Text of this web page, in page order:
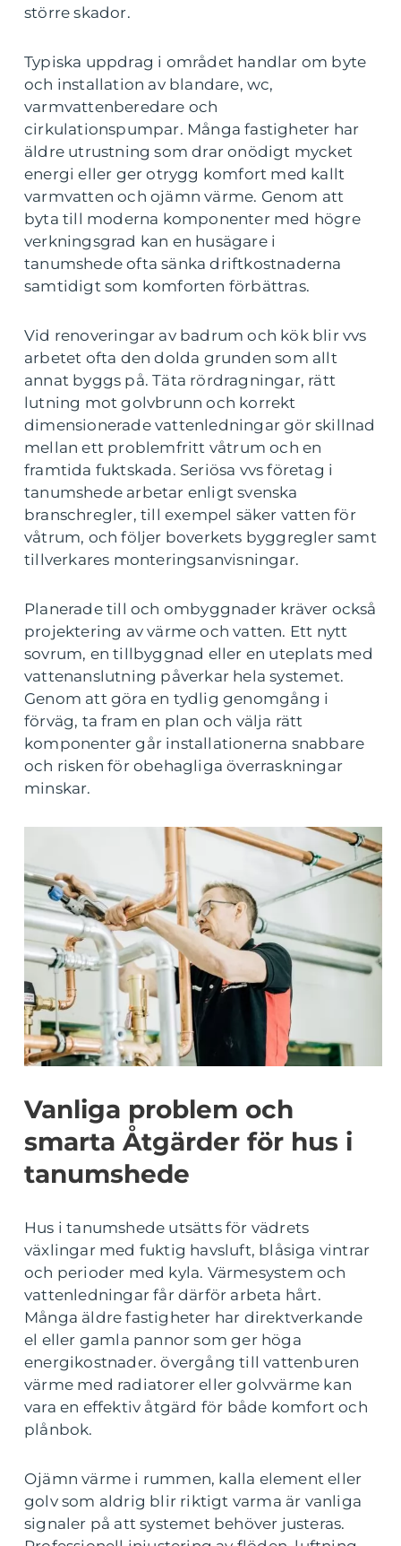
större skador.
Typiska uppdrag i området handlar om byte
och installation av blandare, wc,
varmvattenberedare och
cirkulationspumpar. Många fastigheter har
äldre utrustning som drar onödigt mycket
energi eller ger otrygg komfort med kallt
varmvatten och ojämn värme. Genom att
byta till moderna komponenter med högre
verkningsgrad kan en husägare i
tanumshede ofta sänka driftkostnaderna
samtidigt som komforten förbättras.
Vid renoveringar av badrum och kök blir vvs
arbetet ofta den dolda grunden som allt
annat byggs på. Täta rördragningar, rätt
lutning mot golvbrunn och korrekt
dimensionerade vattenledningar gör skillnad
mellan ett problemfritt våtrum och en
framtida fuktskada. Seriösa vvs företag i
tanumshede arbetar enligt svenska
branschregler, till exempel säker vatten för
våtrum, och följer boverkets byggregler samt
tillverkares monteringsanvisningar.
Planerade till och ombyggnader kräver också
projektering av värme och vatten. Ett nytt
sovrum, en tillbyggnad eller en uteplats med
vattenanslutning påverkar hela systemet.
Genom att göra en tydlig genomgång i
förväg, ta fram en plan och välja rätt
komponenter går installationerna snabbare
och risken för obehagliga överraskningar
minskar.
Vanliga problem och
smarta Åtgärder för hus i
tanumshede
Hus i tanumshede utsätts för vädrets
växlingar med fuktig havsluft, blåsiga vintrar
och perioder med kyla. Värmesystem och
vattenledningar får därför arbeta hårt.
Många äldre fastigheter har direktverkande
el eller gamla pannor som ger höga
energikostnader. övergång till vattenburen
värme med radiatorer eller golvvärme kan
vara en effektiv åtgärd för både komfort och
plånbok.
Ojämn värme i rummen, kalla element eller
golv som aldrig blir riktigt varma är vanliga
signaler på att systemet behöver justeras.